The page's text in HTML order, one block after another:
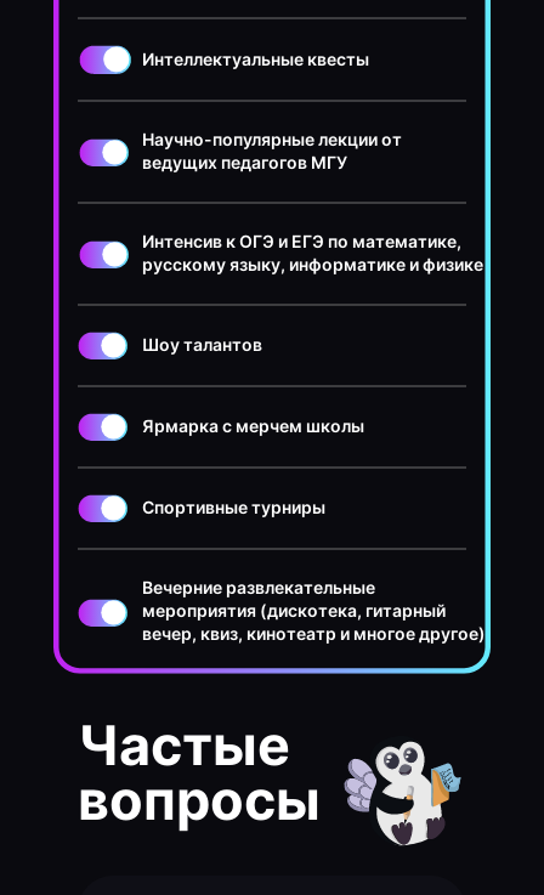
Интеллектуальные квесты
Научно-популярные лекции от
ведущих педагогов МГУ
Интенсив к ОГЭ и ЕГЭ по математике,
русскому языку, информатике и физике
Шоу талантов
Ярмарка с мерчем школы
Спортивные турниры
Вечерние развлекательные
мероприятия (дискотека, гитарный
вечер, квиз, кинотеатр и многое другое)
Частые
вопросы